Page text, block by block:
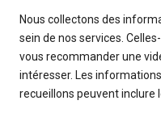
Nous collectons des
sein de nos services.
vous recommander une
intéresser. Les
recueillons peuvent inclure